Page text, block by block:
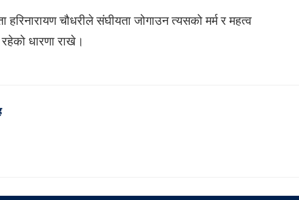
हरिनारायण चौधरीले संघीयता जोगाउन त्यसको मर्म र महत्व
धारणा राखे।